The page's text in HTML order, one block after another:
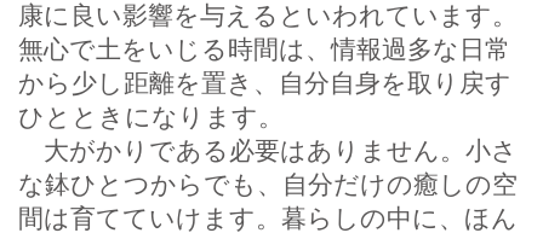
康に良い影響を与えるといわれています。
無心で土をいじる時間は、情報過多な日常
から少し距離を置き、自分自身を取り戻す
ひとときになります。
大がかりである必要はありません。小さ
な鉢ひとつからでも、自分だけの癒しの空
間は育てていけます。暮らしの中に、ほん